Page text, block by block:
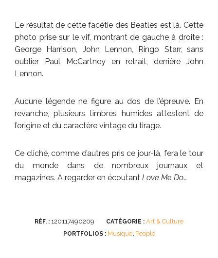
Le résultat de cette facétie des Beatles est là. Cette
photo prise sur le vif, montrant de gauche à droite :
George Harrison, John Lennon, Ringo Starr, sans
oublier Paul McCartney en retrait, derrière John
Lennon.
Aucune légende ne figure au dos de l’épreuve. En
revanche, plusieurs timbres humides attestent de
l’origine et du caractère vintage du tirage.
Ce cliché, comme d’autres pris ce jour-là, fera le tour
du monde dans de nombreux journaux et
magazines. A regarder en écoutant Love Me Do…
RÉF. : 120117490209 CATÉGORIE : Art & Culture
PORTFOLIOS : Musique, People